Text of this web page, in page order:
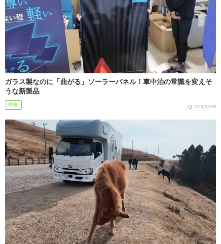
ガラス製なのに「曲がる」ソーラーパネル！車中泊の常識を変えそ
うな新製品
特集 2026/08/06